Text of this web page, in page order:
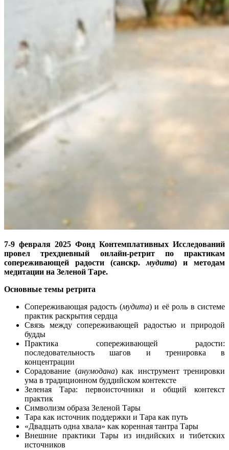
7-9 февраля 2025 Фонд Контемплативных Исследований
провел трехдневный онлайн-ретрит по практикам
сопереживающей радости (санскр.мудита) и методам
медитации на Зеленой Таре.
Основные темы ретрита
Сопереживающая радость (мудита) и её роль в системе
практик раскрытия сердца
Связь между сопереживающей радостью и природой
будды
Практика сопереживающей радости:
последовательность шагов и тренировка в
концентрации
Сорадование (анумодана) как инструмент тренировки
ума в традиционном буддийском контексте
Зеленая Тара: первоисточники и общий контекст
практик
Символизм образа Зеленой Тары
Тара как источник поддержки и Тара как путь
«Двадцать одна хвала» как коренная тантра Тары
Внешние практики Тары из индийских и тибетских
источников